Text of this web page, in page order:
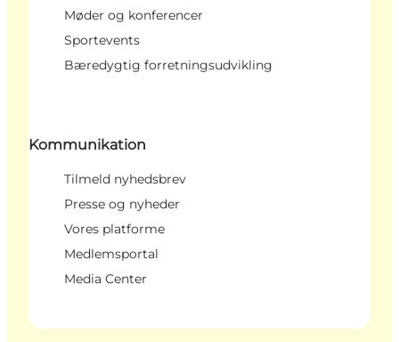
Møder og konferencer
Sportevents
Bæredygtig forretningsudvikling
Kommunikation
Tilmeld nyhedsbrev
Presse og nyheder
Vores platforme
Medlemsportal
Media Center